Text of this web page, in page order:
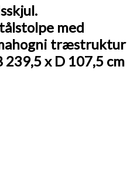
med
træstruktur
239,5 x D 107,5 cm